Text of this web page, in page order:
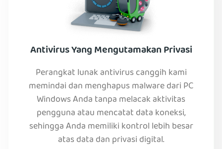
Antivirus Yang Mengutamakan Privasi
Perangkat lunak antivirus canggih kami
memindai dan menghapus malware dari PC
Windows Anda tanpa melacak aktivitas
pengguna atau mencatat data koneksi,
sehingga Anda memiliki kontrol lebih besar
atas data dan privasi digital.